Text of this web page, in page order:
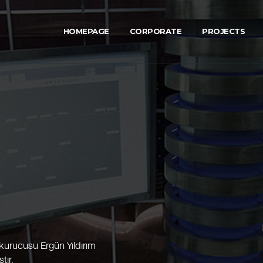
HOMEPAGE CORPORATE PROJECTS
Ergün Yıldırım